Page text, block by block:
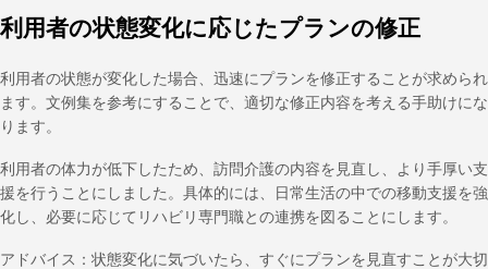
利用者の状態変化に応じたプランの修正
利用者の状態が変化した場合、迅速にプランを修正することが求められ
ます。文例集を参考にすることで、適切な修正内容を考える手助けにな
ります。
利用者の体力が低下したため、訪問介護の内容を見直し、より手厚い支
援を行うことにしました。具体的には、日常生活の中での移動支援を強
化し、必要に応じてリハビリ専門職との連携を図ることにします。
アドバイス：状態変化に気づいたら、すぐにプランを見直すことが大切